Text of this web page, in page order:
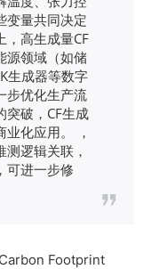
变量共同决定
，高生成量CF
源领域（如储
生成器等数字
步优化生产流
突破，CF生成
化应用。 ，
测逻辑关联，
可进一步修
Carbon Footprint